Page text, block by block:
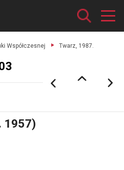
Współczesnej Twarz, 1987.
1957)